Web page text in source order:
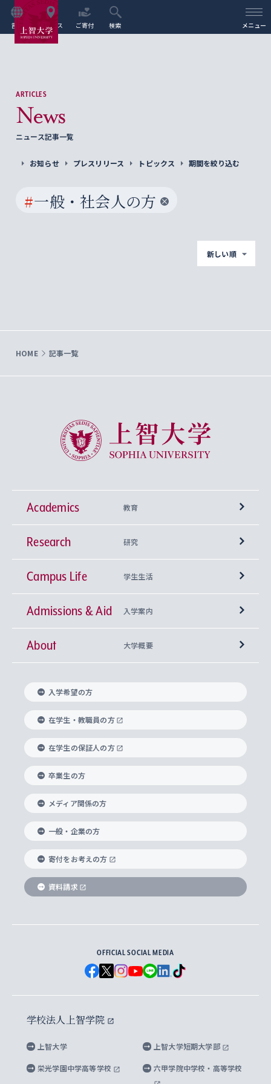
言語 アクセス ご寄付 検索 メニュー
ARTICLES
News
ニュース記事一覧
お知らせ プレスリリース トピックス 期間を絞り込む
#一般・社会人の方
新しい順
HOME 記事一覧
上智大学 Sophia University
Academics 教育
学部
神学部
文学部
総合人間科学部
経済学部
外国語学部
総合グローバル学部
国際教養学部
理工学部
Futures） – 持続可能な未来を考える６学科連携
興味から学科を探す
上智大学の全学共通教育
基盤教育センター
キリスト教人間学
身体知
思考と表現
データサイエンス
上智大学の語学教育
言語教育研究センター
上智大学のグローバル教育
グローバル教育センター
上智大学で学ぶ
海外で学ぶ
学びのサポート
大学院
神学研究科
実践宗教学研究科
総合人間科学研究科
経済学研究科
グローバル・スタディーズ研究科
助産学専攻科
生涯学習
Research 研究
研究所 等
キリスト教文化研究所
中世思想研究所
国際言語情報研究所
グローバル・コンサーン研究所
比較文化研究所
ヨーロッパ研究所
アジア文化研究所
アメリカ・カナダ研究所
メディア・ジャーナリズム研究所
水稀少社会研究センター
先進機械・構造材料イノベーションセンター
Sophia Open Research Weeks (SORW)
産官学連携
知的財産
研究支援制度
重点領域研究・自由課題研究
研究活動に関する法令・研究費の使用について
Campus Life 学生生活
学期区分と授業時間割
課外活動
課外教育プログラム
ボランティア活動
グローバルな学びのコミュニティ
学生の相談窓口
心身の健康相談
ハラスメント防止の取り組み
障がいのある学生への支援
キャリア形成サポート
キャリア形成支援プログラム
就職（内定先）・進路統計
企業の採用ご担当者様へのご案内
住まいのサポート
Admissions & Aid 入学案内
上智大学で取得できる学位
入れの方針）
科目等履修生
研究生・外国人特別研究生・国費留学生
交換留学生(海外大学から上智大学で学ぶ)
ノンディグリー生
Sophia Short-term Program受講生
学費・奨学金
学部入学前に出願する奨学金
国による高等教育の修学支援新制度
大学院生対象の奨学金
海外留学する際の費用と奨学金
About 大学概要
理事長・学長メッセージ
学長・副学長紹介
上智大学の精神
上智大学の理念
上智大学の沿革
ソフィア・アーカイブズ
上智大学とカトリック
グローバルエンゲージメント
上智大学を訪れた世界の知性
国連Weeks・アフリカWeeks
ダイバーシティ＆サステナビリティへの取り組み
上智大学公式ソーシャルメディア
学校法人上智学院について
数字で見る上智大学
上智大学のネットワーク
父母・保証人とのネットワーク
学外とのネットワーク
上智大学の出版物
上智大学大学案内・大学院案内
英文広報誌 SOPHIA magazine
上智大学のビジュアル・アイデンティティ
上智大学ビジュアル・アイデンティティ
上智大学校歌 ・上智大学学生歌
上智大学への取材・キャンパスでの撮影について
上智大学の公開情報
上智大学の教育研究活動等の情報公表
キャンパス案内
入学希望の方
在学生・教職員の方
在学生の保証人の方
卒業生の方
メディア関係の方
一般・企業の方
寄付をお考えの方
資料請求
OFFICIAL SOCIAL MEDIA
学校法人上智学院
上智大学 上智大学短期大学部
栄光学園中学高等学校 六甲学院中学校・高等学校